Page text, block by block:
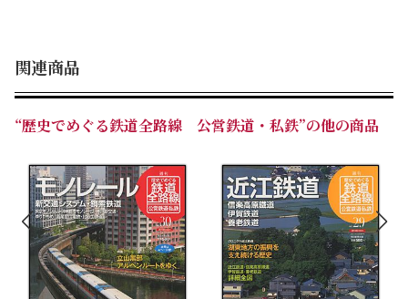
関連商品
“歴史でめぐる鉄道全路線 公営鉄道・私鉄”の他の商品